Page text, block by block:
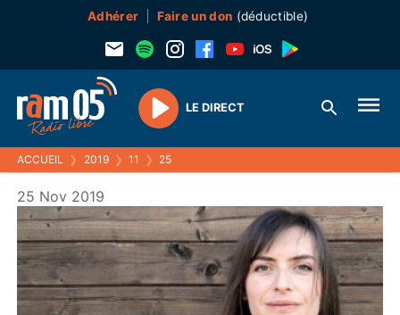
Adhérer Faire un don (déductible)
Play
LE DIRECT
ACCUEIL ❯ 2019 ❯ 11 ❯ 25
25 Nov 2019